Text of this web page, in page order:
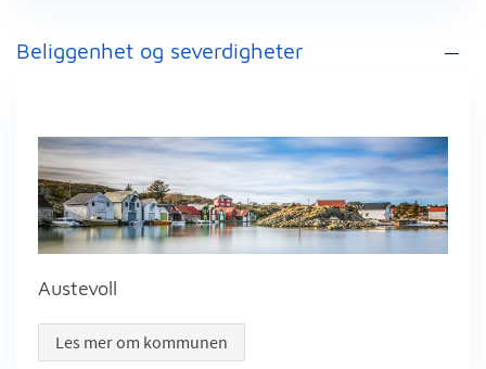
Beliggenhet og severdigheter
Austevoll
Les mer om kommunen